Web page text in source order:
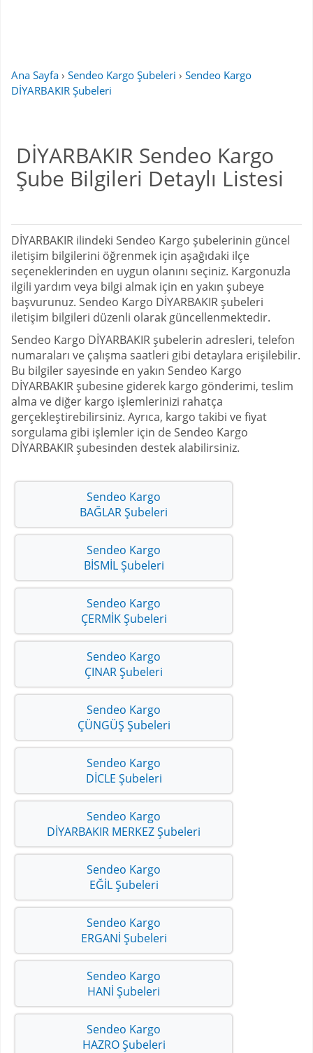
Ana Sayfa › Sendeo Kargo Şubeleri › Sendeo Kargo
DİYARBAKIR Şubeleri
DİYARBAKIR Sendeo Kargo
Şube Bilgileri Detaylı Listesi
DİYARBAKIR ilindeki Sendeo Kargo şubelerinin güncel
iletişim bilgilerini öğrenmek için aşağıdaki ilçe
seçeneklerinden en uygun olanını seçiniz. Kargonuzla
ilgili yardım veya bilgi almak için en yakın şubeye
başvurunuz. Sendeo Kargo DİYARBAKIR şubeleri
iletişim bilgileri düzenli olarak güncellenmektedir.
Sendeo Kargo DİYARBAKIR şubelerin adresleri, telefon
numaraları ve çalışma saatleri gibi detaylara erişilebilir.
Bu bilgiler sayesinde en yakın Sendeo Kargo
DİYARBAKIR şubesine giderek kargo gönderimi, teslim
alma ve diğer kargo işlemlerinizi rahatça
gerçekleştirebilirsiniz. Ayrıca, kargo takibi ve fiyat
sorgulama gibi işlemler için de Sendeo Kargo
DİYARBAKIR şubesinden destek alabilirsiniz.
Sendeo Kargo
BAĞLAR Şubeleri
Sendeo Kargo
BİSMİL Şubeleri
Sendeo Kargo
ÇERMİK Şubeleri
Sendeo Kargo
ÇINAR Şubeleri
Sendeo Kargo
ÇÜNGÜŞ Şubeleri
Sendeo Kargo
DİCLE Şubeleri
Sendeo Kargo
DİYARBAKIR MERKEZ Şubeleri
Sendeo Kargo
EĞİL Şubeleri
Sendeo Kargo
ERGANİ Şubeleri
Sendeo Kargo
HANİ Şubeleri
Sendeo Kargo
HAZRO Şubeleri